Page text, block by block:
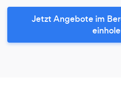
Jetzt Angebote im